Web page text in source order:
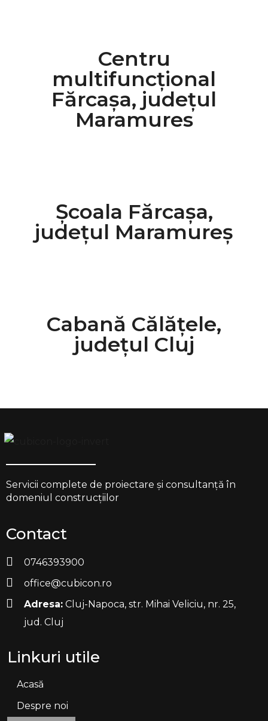
Centru
multifuncțional
Fărcașa, județul
Maramures
Școala Fărcașa,
județul Maramureș
Cabană Călățele,
județul Cluj
Servicii complete de proiectare și consultanță în
domeniul construcțiilor
Contact
0746393900
office@cubicon.ro
Adresa: Cluj-Napoca, str. Mihai Veliciu, nr. 25,
jud. Cluj
Linkuri utile
Acasă
Despre noi